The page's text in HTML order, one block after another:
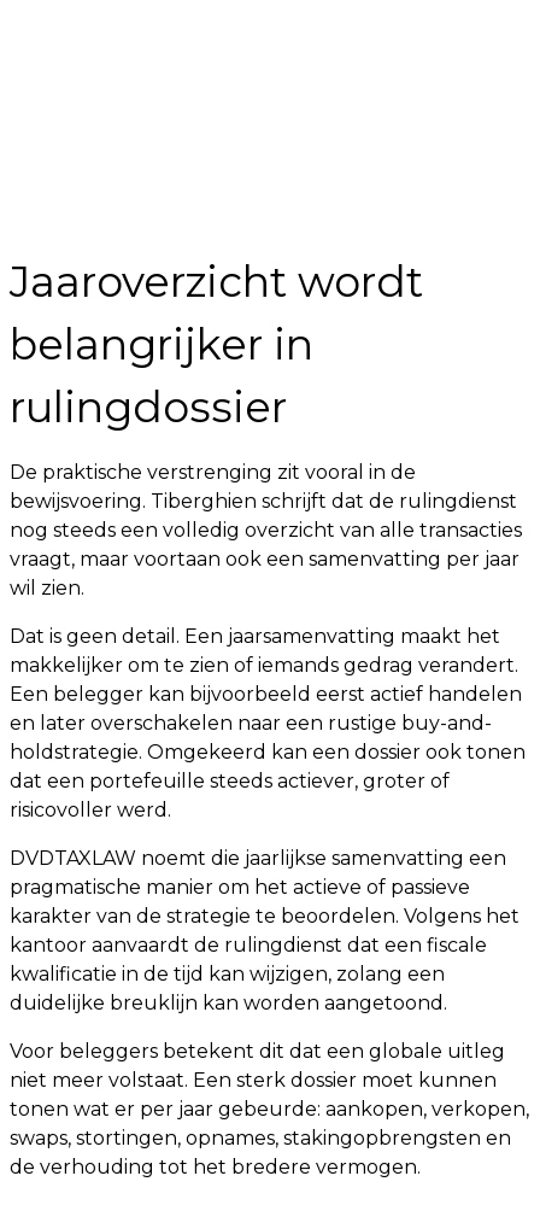
Jaaroverzicht wordt
belangrijker in
rulingdossier
De praktische verstrenging zit vooral in de
bewijsvoering. Tiberghien schrijft dat de rulingdienst
nog steeds een volledig overzicht van alle transacties
vraagt, maar voortaan ook een samenvatting per jaar
wil zien.
Dat is geen detail. Een jaarsamenvatting maakt het
makkelijker om te zien of iemands gedrag verandert.
Een belegger kan bijvoorbeeld eerst actief handelen
en later overschakelen naar een rustige buy-and-
holdstrategie. Omgekeerd kan een dossier ook tonen
dat een portefeuille steeds actiever, groter of
risicovoller werd.
DVDTAXLAW noemt die jaarlijkse samenvatting een
pragmatische manier om het actieve of passieve
karakter van de strategie te beoordelen. Volgens het
kantoor aanvaardt de rulingdienst dat een fiscale
kwalificatie in de tijd kan wijzigen, zolang een
duidelijke breuklijn kan worden aangetoond.
Voor beleggers betekent dit dat een globale uitleg
niet meer volstaat. Een sterk dossier moet kunnen
tonen wat er per jaar gebeurde: aankopen, verkopen,
swaps, stortingen, opnames, stakingopbrengsten en
de verhouding tot het bredere vermogen.